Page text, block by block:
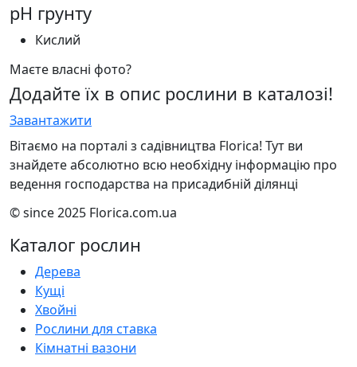
pH грунту
Кислий
Маєте власні фото?
Додайте їх в опис рослини в каталозі!
Завантажити
Вітаємо на порталі з садівництва Florica! Тут ви
знайдете абсолютно всю необхідну інформацію про
ведення господарства на присадибній ділянці
© since 2025 Florica.com.ua
Каталог рослин
Дерева
Кущі
Хвойні
Рослини для ставка
Кімнатні вазони